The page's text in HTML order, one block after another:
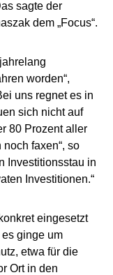
sagte der
dem „Focus“.
worden“,
uns regnet es in
sich nicht auf
80 Prozent aller
faxen“, so
Investitionsstau in
Investitionen.“
eingesetzt
ginge um
etwa für die
Ort in den